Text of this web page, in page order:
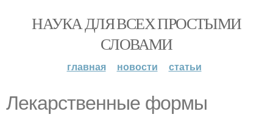
НАУКА ДЛЯ ВСЕХ ПРОСТЫМИ
СЛОВАМИ
главная новости статьи
Лекарственные формы